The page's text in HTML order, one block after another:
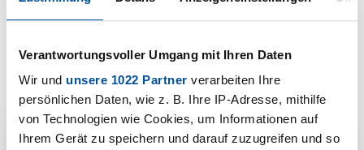
Verantwortungsvoller Umgang mit Ihren Daten
Wir und unsere 1022 Partner verarbeiten Ihre
persönlichen Daten, wie z. B. Ihre IP-Adresse, mithilfe
von Technologien wie Cookies, um Informationen auf
Ihrem Gerät zu speichern und darauf zuzugreifen und so